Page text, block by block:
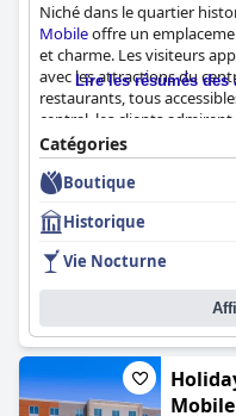
Niché dans le quartier
Mobileoffre un
et charme. Les visiteurs
avec les attractions du
restaurants, tous
central, les clients
l'auberge, située dans un
environnement
d'affaires ou d'agrément,
de son quartier
voyageur.
L'expérience du petit-
appréciée. Servi au
les offres de petit-déjeuner
variées, avec des
disponibles. Les plats
carte, servis avec de vrais
améliorent l'expérience
Lire les résumés
Catégories
Boutique
Historique
Vie Nocturne